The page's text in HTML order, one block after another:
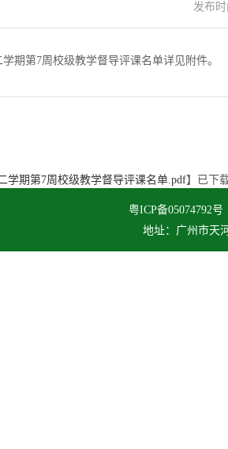
发布时
学期第7周校级教学督导评课名单详见附件。
学期第7周校级教学督导评课名单.pdf】已下
粤ICP备05074792
地址：广州市天